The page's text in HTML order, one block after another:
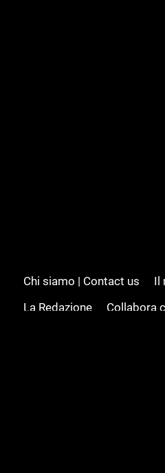
Chi siamo | Contact us
Il
La Redazione
Collabora